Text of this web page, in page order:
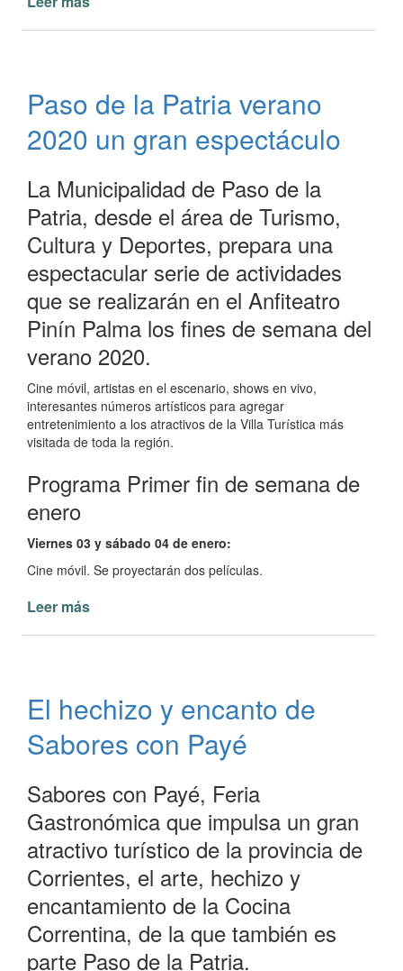
la
Patria
en
destacada
actuación
Paso de la Patria verano
2020 un gran espectáculo
La Municipalidad de Paso de la
Patria, desde el área de Turismo,
Cultura y Deportes, prepara una
espectacular serie de actividades
que se realizarán en el Anfiteatro
Pinín Palma los fines de semana del
verano 2020.
Cine móvil, artistas en el escenario, shows en vivo,
interesantes números artísticos para agregar
entretenimiento a los atractivos de la Villa Turística más
visitada de toda la región.
Programa Primer fin de semana de
enero
Viernes 03 y sábado 04 de enero:
Cine móvil. Se proyectarán dos películas.
Leer más
verano
2020
un
espectáculo
El hechizo y encanto de
Sabores con Payé
Sabores con Payé, Feria
Gastronómica que impulsa un gran
atractivo turístico de la provincia de
Corrientes, el arte, hechizo y
encantamiento de la Cocina
Correntina, de la que también es
parte Paso de la Patria.